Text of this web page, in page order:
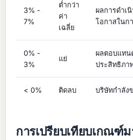
3% -
7%
ต่ำกว่า
ค่า
เฉลี่ย
ผลการดำเ
โอกาสในก
0% -
3%
แย่
ผลตอบแทน
ประสิทธิภา
< 0% ติดลบ บริษัทกำลัง
การเปรียบเทียบเกณฑ์